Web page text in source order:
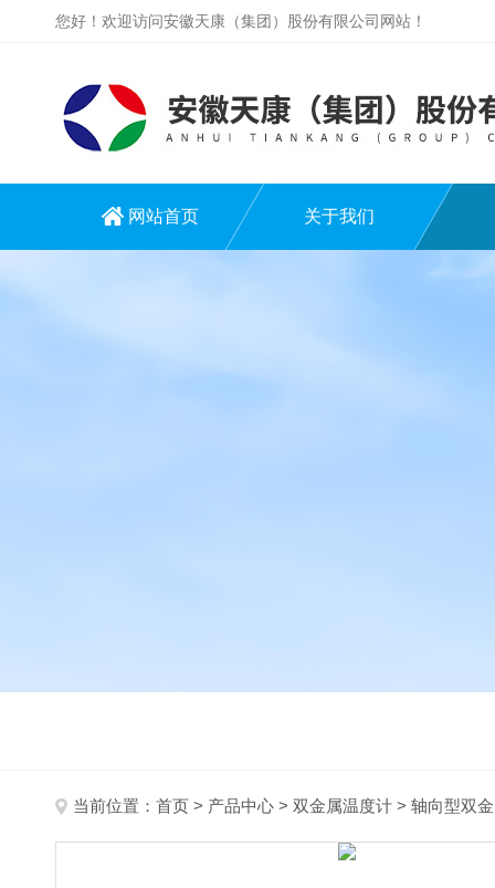
您好！欢迎访问安徽天康（集团）股份有限公司网站！
网站首页 关于我们
当前位置： 首页 > 产品中心 > 双金属温度计 > 轴向型双